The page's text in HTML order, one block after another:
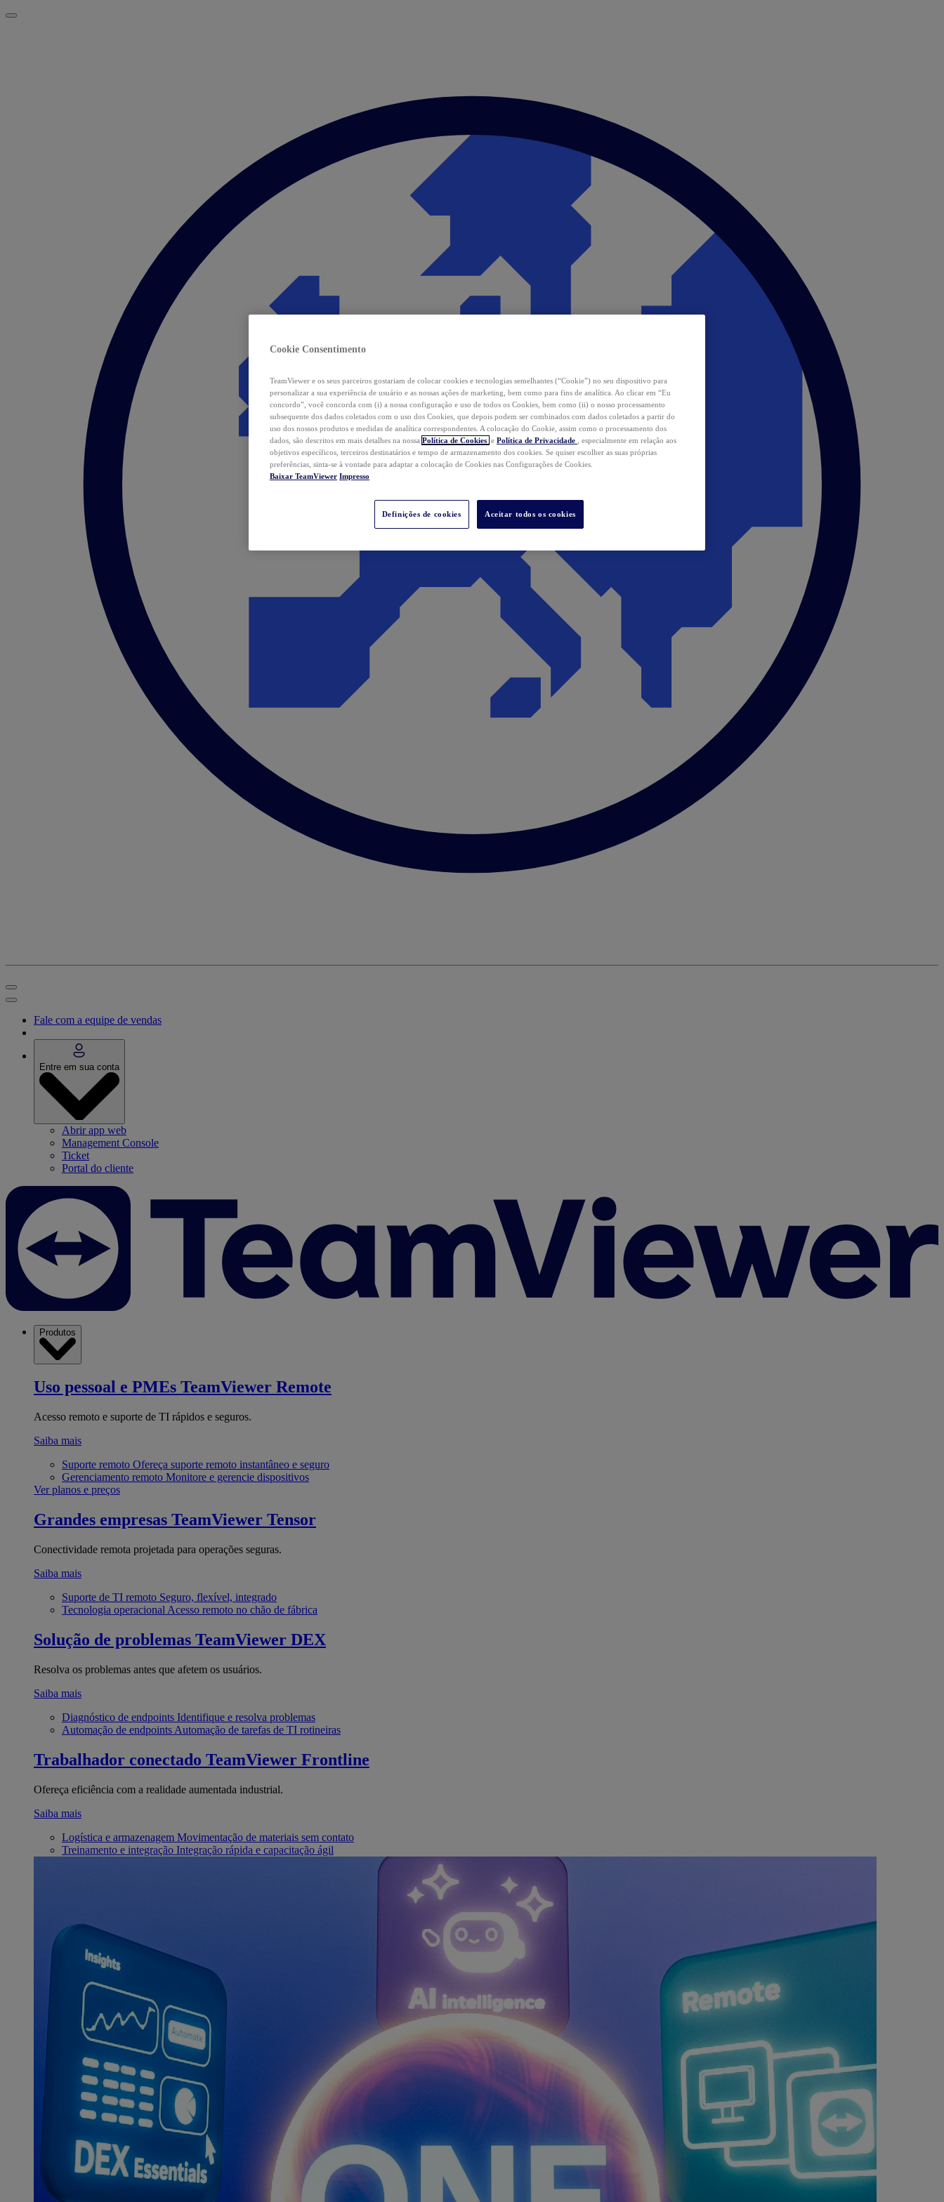
Fale com a equipe de vendas
Entre em sua conta
Abrir app web
Management Console
Ticket
Portal do cliente
Produtos
Uso pessoal e PMEs TeamViewer Remote
Acesso remoto e suporte de TI rápidos e seguros.
Saiba mais
Suporte remoto Ofereça suporte remoto instantâneo e seguro
Gerenciamento remoto Monitore e gerencie dispositivos
Ver planos e preços
Grandes empresas TeamViewer Tensor
Conectividade remota projetada para operações seguras.
Saiba mais
Suporte de TI remoto Seguro, flexível, integrado
Tecnologia operacional Acesso remoto no chão de fábrica
Solução de problemas TeamViewer DEX
Resolva os problemas antes que afetem os usuários.
Saiba mais
Diagnóstico de endpoints Identifique e resolva problemas
Automação de endpoints Automação de tarefas de TI rotineiras
Trabalhador conectado TeamViewer Frontline
Ofereça eficiência com a realidade aumentada industrial.
Saiba mais
Logística e armazenagem Movimentação de materiais sem contato
Treinamento e integração Integração rápida e capacitação ágil
Cookie Consentimento
TeamViewer e os seus parceiros gostariam de colocar cookies e tecnologias semelhantes (“Cookie”) no seu dispositivo para
personalizar a sua experiência de usuário e as nossas ações de marketing, bem como para fins de analítica. Ao clicar em “Eu
concordo”, você concorda com (i) a nossa configuração e uso de todos os Cookies, bem como (ii) o nosso processamento
subsequente dos dados coletados com o uso dos Cookies, que depois podem ser combinados com dados coletados a partir do
uso dos nossos produtos e medidas de analítica correspondentes. A colocação do Cookie, assim como o processamento dos
dados, são descritos em mais detalhes na nossa Política de Cookies e Política de Privacidade
, especialmente em relação aos
objetivos específicos, terceiros destinatários e tempo de armazenamento dos cookies. Se quiser escolher as suas próprias
preferências, sinta-se à vontade para adaptar a colocação de Cookies nas Configurações de Cookies.
Baixar TeamViewer Impresso
Definições de cookies Aceitar todos os cookies